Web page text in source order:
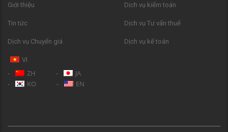
Giới thiệu Dịch vụ kiểm toán
Tin tức Dịch vụ Tư vấn thuế
Dịch vụ Chuyển giá Dịch vụ kế toán
VI
ZH
JA
KO
EN